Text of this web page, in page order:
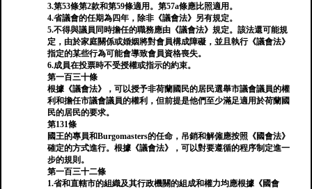
3.第53條第2款和第59條適用。第57a條應比照適用。
4.省議會的任期為四年，除非《議會法》另有規定。
5.不得與議員同時擔任的職務應由《議會法》規定。該法還可能規
定，由於家庭關係或婚姻將對會員構成障礙，並且執行《議會法》
指定的某些行為可能會導致會員資格喪失。
6.成員在投票時不受授權或指示的約束。
第一百三十條
根據《議會法》，可以授予非荷蘭國民的居民選舉市議會議員的權
利和擔任市議會議員的權利，但前提是他們至少滿足適用於荷蘭國
民的居民的要求。
第131條
國王的專員和Burgomasters的任命，吊銷和解僱應按照《國會法》
確定的方式進行。根據《議會法》，可以對要遵循的程序制定進一
步的規則。
第一百三十二條
1.省和直轄市的組織及其行政機關的組成和權力均應根據《國會